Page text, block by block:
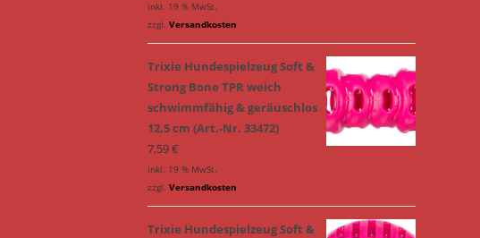
inkl. 19 % MwSt.
zzgl. Versandkosten
Trixie Hundespielzeug Soft &
Strong Bone TPR weich
schwimmfähig & geräuschlos
12,5 cm (Art.-Nr. 33472)
7,59€
inkl. 19 % MwSt.
zzgl. Versandkosten
Trixie Hundespielzeug Soft &